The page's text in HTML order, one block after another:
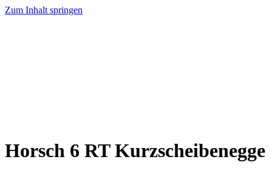
Zum Inhalt springen
Horsch 6 RT Kurzscheibenegge